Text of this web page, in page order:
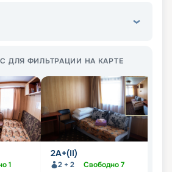
ДЛЯ ФИЛЬТРАЦИИ НА КАРТЕ
1
2А+(II)
2 + 2 Свободно7